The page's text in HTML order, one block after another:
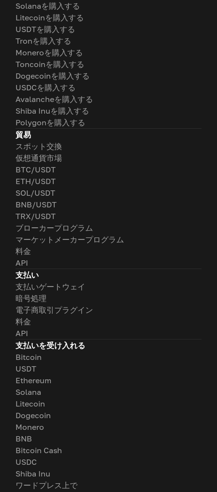
Solanaを購入する
Litecoinを購入する
USDTを購入する
Tronを購入する
Moneroを購入する
Toncoinを購入する
Dogecoinを購入する
USDCを購入する
Avalancheを購入する
Shiba Inuを購入する
Polygonを購入する
貿易
スポット交換
仮想通貨市場
BTC/USDT
ETH/USDT
SOL/USDT
BNB/USDT
TRX/USDT
ブローカープログラム
マーケットメーカープログラム
料金
API
支払い
支払いゲートウェイ
暗号処理
電子商取引プラグイン
料金
API
支払いを受け入れる
Bitcoin
USDT
Ethereum
Solana
Litecoin
Dogecoin
Monero
BNB
Bitcoin Cash
USDC
Shiba Inu
ワードプレス上で